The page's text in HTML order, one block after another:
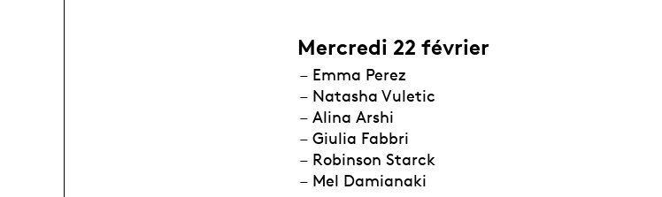
Mercredi 22 février
Emma Perez
Natasha Vuletic
Alina Arshi
Giulia Fabbri
Robinson Starck
Mel Damianaki